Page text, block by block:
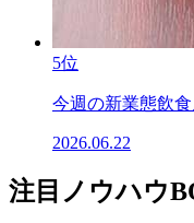
5位
今週の新業態飲
2026.06.22
注目ノウハウ